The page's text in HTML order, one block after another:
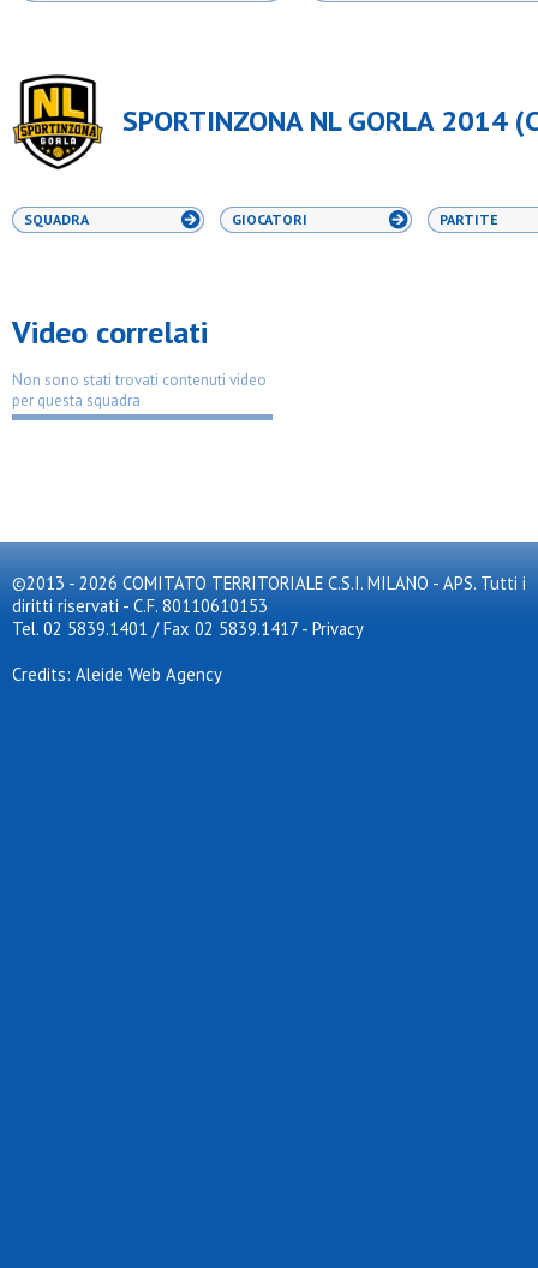
SPORTINZONA NL GORLA 2014
SQUADRA GIOCATORI PARTITE
Video correlati
Non sono stati trovati contenuti video
per questa squadra
©2013 - 2026 COMITATO TERRITORIALE C.S.I. MILANO - APS. Tutti i
diritti riservati - C.F. 80110610153
Tel. 02 5839.1401 / Fax 02 5839.1417 - Privacy
Credits: Aleide Web Agency